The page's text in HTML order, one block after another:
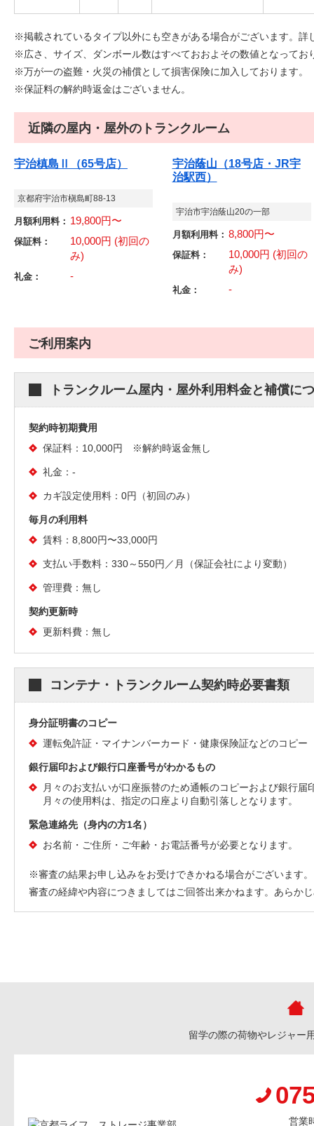
※掲載されているタイプ以外にも空きがある場合がございます。詳
※広さ、サイズ、ダンボール数はすべておおよその数値となって
※万が一の盗難・火災の補償として損害保険に加入しております。
※保証料の解約時返金はございません。
近隣の屋内・屋外のトランクルーム
宇治槙島Ⅱ（65号店）
京都府宇治市槇島町88-13
月額利用料： 19,800円〜
保証料：
10,000円 (初回の
み)
礼金： -
宇治蔭山（18号店・JR宇
治駅西）
宇治市宇治蔭山20の一部
月額利用料： 8,800円〜
保証料：
10,000円 (初回の
み)
礼金： -
ご利用案内
トランクルーム屋内・屋外利用料金と補償に
契約時初期費用
保証料：10,000円 ※解約時返金無し
礼金：-
カギ設定使用料：0円（初回のみ）
毎月の利用料
賃料：8,800円〜33,000円
支払い手数料：330～550円／月（保証会社により変動）
管理費：無し
契約更新時
更新料費：無し
コンテナ・トランクルーム契約時必要書類
身分証明書のコピー
運転免許証・マイナンバーカード・健康保険証などのコピー
銀行届印および銀行口座番号がわかるもの
月々のお支払いが口座振替のため通帳のコピーおよび銀行届
月々の使用料は、指定の口座より自動引落しとなります。
緊急連絡先（身内の方1名）
お名前・ご住所・ご年齢・お電話番号が必要となります。
※審査の結果お申し込みをお受けできかねる場合がございます。
審査の経緯や内容につきましてはご回答出来かねます。あらか
留学の際の荷物やレジャー
営業